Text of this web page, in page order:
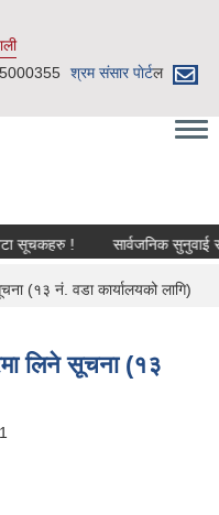
श्रम संसार पाेर्टल
सूचकहरु ! सार्वजनिक सुनुवाई
(१३ नं. वडा कार्यालयको लागि)
लिने सूचना (१३